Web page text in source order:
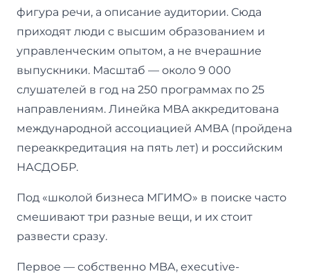
фигура речи, а описание аудитории. Сюда
приходят люди с высшим образованием и
управленческим опытом, а не вчерашние
выпускники. Масштаб — около 9 000
слушателей в год на 250 программах по 25
направлениям. Линейка MBA аккредитована
международной ассоциацией AMBA (пройдена
переаккредитация на пять лет) и российским
НАСДОБР.
Под «школой бизнеса МГИМО» в поиске часто
смешивают три разные вещи, и их стоит
развести сразу.
Первое — собственно MBA, executive-